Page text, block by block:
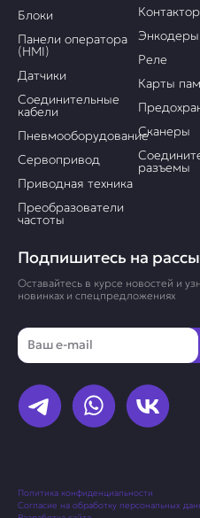
Подпишитесь на
Оставайтесь в курсе новостей и
новинках и спецпредложениях
Email
Политика конфиденциальности
Согласие на обработку персональных
Блоки
Панели оператора
(HMI)
Датчики
Соединительные
кабели
Пневмооборудование
Сервопривод
Приводная техника
Преобразователи
частоты
Энкодеры
Реле
Карты
Сканеры
разъемы